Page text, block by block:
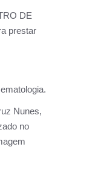
DE
prestar
Nunes,
no